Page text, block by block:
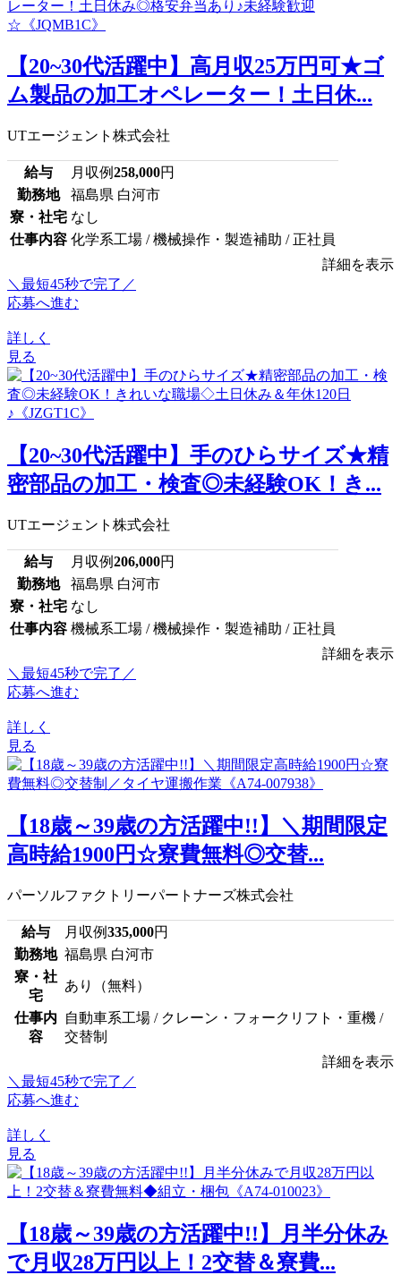
【20~30代活躍中】高月収25万円可★ゴ
ム製品の加工オペレーター！土日休...
UTエージェント株式会社
給与 月収例258,000円
勤務地
福島県 白河市
寮・社宅 なし
仕事内容 化学系工場 / 機械操作・製造補助 / 正社員
詳細を表示
＼最短45秒で完了／
応募へ進む
詳しく
見る
【20~30代活躍中】手のひらサイズ★精
密部品の加工・検査◎未経験OK！き...
UTエージェント株式会社
給与 月収例206,000円
勤務地
福島県 白河市
寮・社宅 なし
仕事内容 機械系工場 / 機械操作・製造補助 / 正社員
詳細を表示
＼最短45秒で完了／
応募へ進む
詳しく
見る
【18歳～39歳の方活躍中!!】＼期間限定
高時給1900円☆寮費無料◎交替...
パーソルファクトリーパートナーズ株式会社
給与 月収例335,000円
勤務地 福島県 白河市
寮・社
宅
あり（無料）
仕事内
容
自動車系工場 / クレーン・フォークリフト・重機 /
交替制
詳細を表示
＼最短45秒で完了／
応募へ進む
詳しく
見る
【18歳～39歳の方活躍中!!】月半分休み
で月収28万円以上！2交替＆寮費...